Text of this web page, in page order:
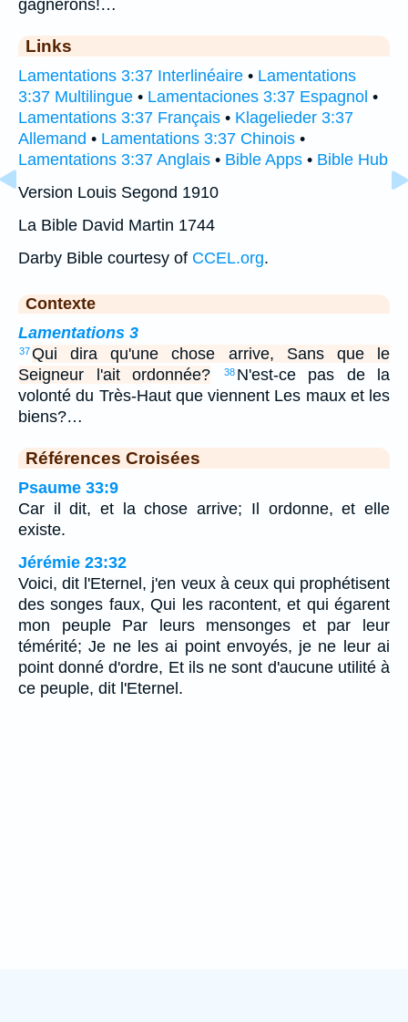
gagnerons!…
Links
Lamentations 3:37 Interlinéaire • Lamentations
3:37 Multilingue • Lamentaciones 3:37 Espagnol •
Lamentations 3:37 Français • Klagelieder 3:37
Allemand • Lamentations 3:37 Chinois •
Lamentations 3:37 Anglais • Bible Apps • Bible Hub
Version Louis Segond 1910
La Bible David Martin 1744
Darby Bible courtesy of CCEL.org.
Contexte
Lamentations 3
37Qui dira qu'une chose arrive, Sans que le
Seigneur l'ait ordonnée?
38 N'est-ce pas de la
volonté du Très-Haut que viennent Les maux et les
biens?…
Références Croisées
Psaume 33:9
Car il dit, et la chose arrive; Il ordonne, et elle
existe.
Jérémie 23:32
Voici, dit l'Eternel, j'en veux à ceux qui prophétisent
des songes faux, Qui les racontent, et qui égarent
mon peuple Par leurs mensonges et par leur
témérité; Je ne les ai point envoyés, je ne leur ai
point donné d'ordre, Et ils ne sont d'aucune utilité à
ce peuple, dit l'Eternel.